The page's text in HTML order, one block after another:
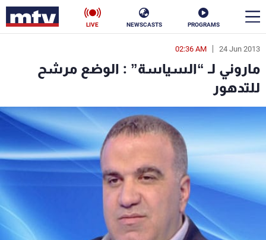
PROGRAMS
NEWSCASTS
LIVE
24 Jun 2013
02:36 AM
ماروني لـ “السياسة” : الوضع مرشح
للتدهور
en
الأخبار
سياسة ناس
إقتصاد فن
منوعات رياضة
كأس العالم